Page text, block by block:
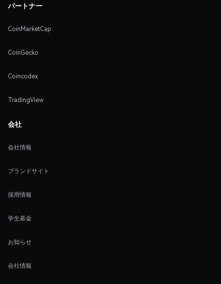
パートナー
CoinMarketCap
CoinGecko
Coincodex
TradingView
会社
会社情報
ブランドサイト
採用情報
学生基金
お知らせ
会社情報